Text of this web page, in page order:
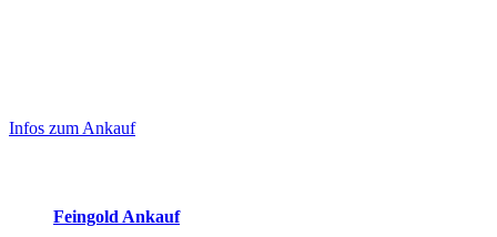
Sidebar
Infos zum Ankauf
Feingold Ankauf